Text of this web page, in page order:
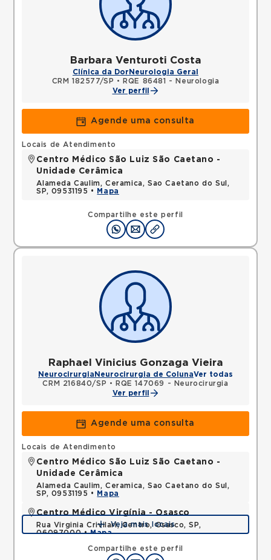
Barbara Venturoti Costa
Clínica da Dor Neurologia Geral
CRM 182577/SP •
RQE 86481 - Neurologia
Ver perfil
Agende uma consulta
Compartilhe este perfil
Locais de Atendimento
Centro Médico São Luiz São Caetano -
Unidade Cerâmica
Alameda Caulim, Ceramica, Sao Caetano do Sul,
SP, 09531195 •
Mapa
Raphael Vinicius Gonzaga Vieira
Neurocirurgia Neurocirurgia de ColunaVer todas
CRM 216840/SP •
RQE 147069 - Neurocirurgia
Ver perfil
Agende uma consulta
Compartilhe este perfil
Locais de Atendimento
Centro Médico São Luiz São Caetano -
Unidade Cerâmica
Alameda Caulim, Ceramica, Sao Caetano do Sul,
SP, 09531195 •
Mapa
Centro Médico Virgínia - Osasco
Rua Virginia Crivilari, Centro, Osasco, SP,
06097000 •Mapa
Veja mais locais